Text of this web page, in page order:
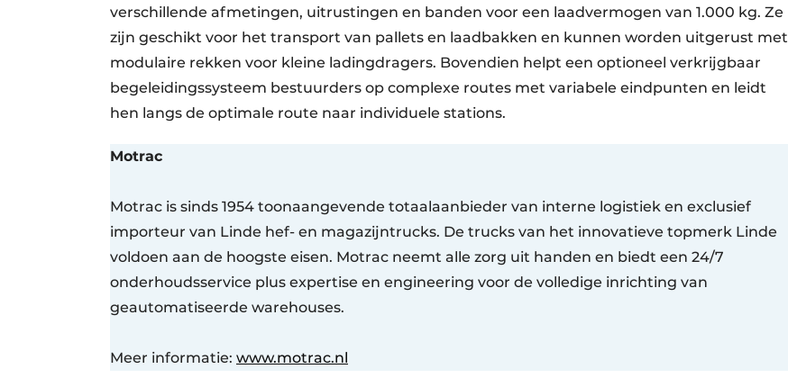
verschillende afmetingen, uitrustingen en banden voor een laadvermogen van 1.000 kg. Ze
zijn geschikt voor het transport van pallets en laadbakken en kunnen worden uitgerust met
modulaire rekken voor kleine ladingdragers. Bovendien helpt een optioneel verkrijgbaar
begeleidingssysteem bestuurders op complexe routes met variabele eindpunten en leidt
hen langs de optimale route naar individuele stations.
Motrac
Motrac is sinds 1954 toonaangevende totaalaanbieder van interne logistiek en exclusief
importeur van Linde hef- en magazijntrucks. De trucks van het innovatieve topmerk Linde
voldoen aan de hoogste eisen. Motrac neemt alle zorg uit handen en biedt een 24/7
onderhoudsservice plus expertise en engineering voor de volledige inrichting van
geautomatiseerde warehouses.
Meer informatie: www.motrac.nl